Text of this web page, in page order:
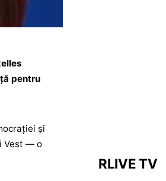
pentru
și
Vest — o
RLIVE TV